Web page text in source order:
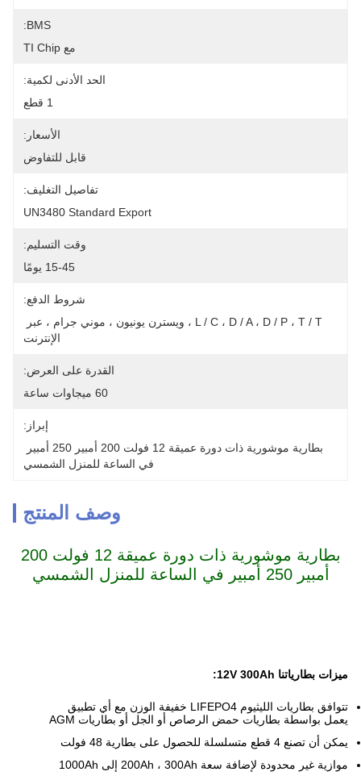
BMS:
مع TI Chip
الحد الأدنى لكمية:
1 قطع
الأسعار:
قابل للتفاوض
تفاصيل التغليف:
UN3480 Standard Export
وقت التسليم:
15-45 يومًا
شروط الدفع:
الإنترنت
القدرة على العرض:
60 ميجاوات ساعة
إبراز:
في الساعة للمنزل الشمسي
وصف المنتج
بطارية موشورية ذات دورة عميقة 12 فولت 200
أمبير 250 أمبير في الساعة للمنزل الشمسي
ميزات بطارياتنا 12V 300Ah:
تتوافق بطاريات الليثيوم LIFEPO4 خفيفة الوزن مع أي تطبيق
يعمل بواسطة بطاريات حمض الرصاص أو الجل أو بطاريات AGM
يمكن أن تصنع 4 قطع متسلسلة للحصول على بطارية 48 فولت
موازية غير محدودة لإضافة سعة 200Ah ، 300Ah إلى 1000Ah